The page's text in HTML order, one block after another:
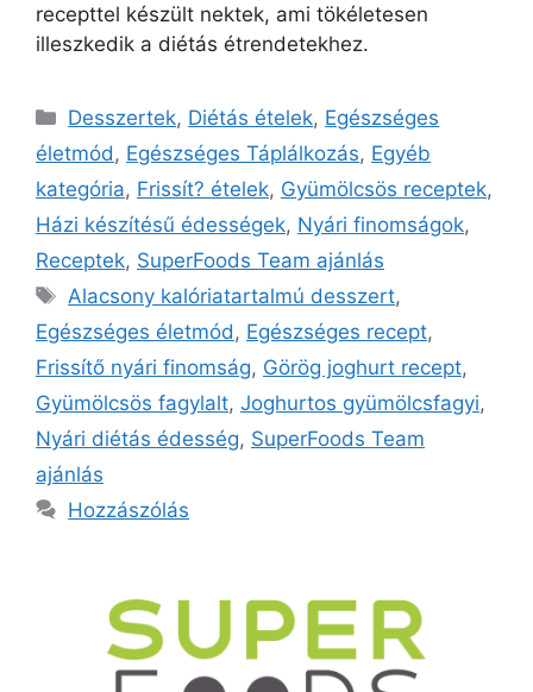
recepttel készült nektek, ami tökéletesen
illeszkedik a diétás étrendetekhez.
Desszertek, Diétás ételek, Egészséges
életmód , Egészséges Táplálkozás, Egyéb
kategória, Frissít? ételek, Gyümölcsös receptek,
Házi készítésű édességek, Nyári finomságok,
Receptek, SuperFoods Team ajánlás
Alacsony kalóriatartalmú desszert,
Egészséges életmód , Egészséges recept,
Frissítő nyári finomság, Görög joghurt recept,
Gyümölcsös fagylalt, Joghurtos gyümölcsfagyi,
Nyári diétás édesség, SuperFoods Team
ajánlás
Hozzászólás